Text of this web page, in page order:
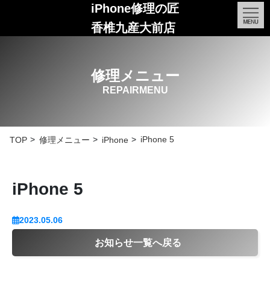
iPhone修理の匠
香椎九産大前店
修理メニュー
REPAIRMENU
TOP 修理メニュー iPhone iPhone 5
iPhone 5
2023.05.06
お知らせ一覧へ戻る